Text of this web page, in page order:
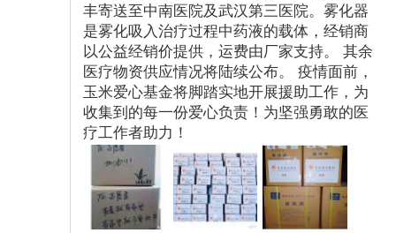
丰寄送至中南医院及武汉第三医院。雾化器
是雾化吸入治疗过程中药液的载体，经销商
以公益经销价提供，运费由厂家支持。 其余
医疗物资供应情况将陆续公布。 疫情面前，
玉米爱心基金将脚踏实地开展援助工作，为
收集到的每一份爱心负责！为坚强勇敢的医
疗工作者助力！